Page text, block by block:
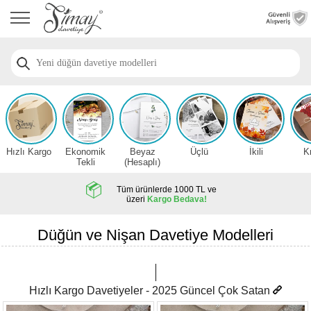
Anasayfa
Davetiye
Nişan
Davetiye
Modelleri
Davetiye
Zarfsız,
Hesaplı
Hızlı Kargo
Ekonomik
Tekli
Beyaz
(Hesaplı)
Üçlü İkili
Tüm ürünlerde 1000 TL ve
üzeri Kargo Bedava!
Düğün ve Nişan Davetiye Modelleri
Hızlı Kargo Davetiyeler - 2025 Güncel Çok Satan